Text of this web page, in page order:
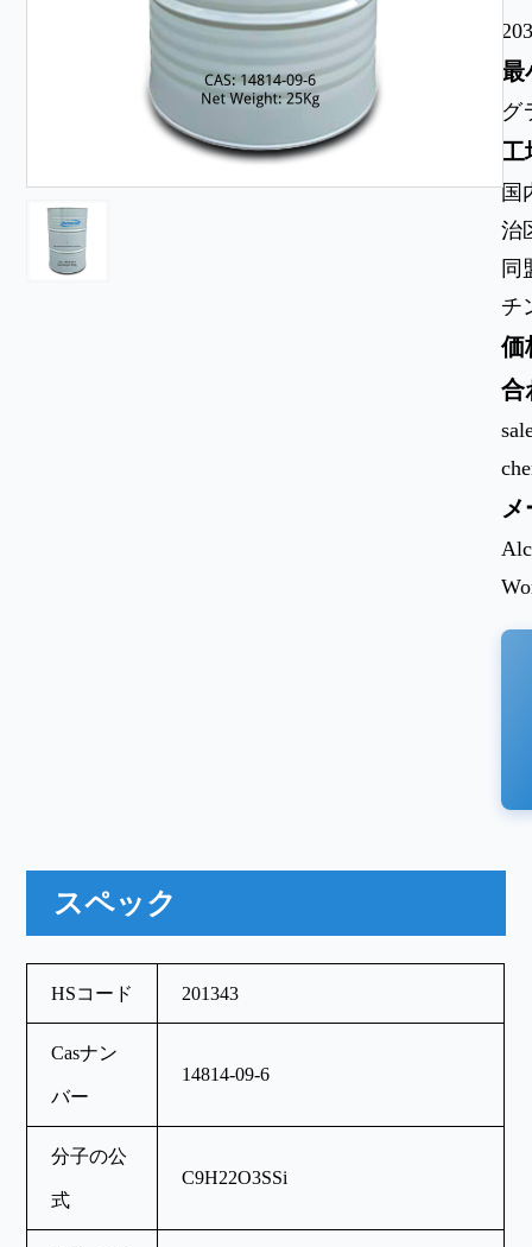
最
グ
工
国
治
同
チ
価
合
スペック
HSコード 201343
Casナン
バー
14814-09-6
分子の公
式
C9H22O3SSi